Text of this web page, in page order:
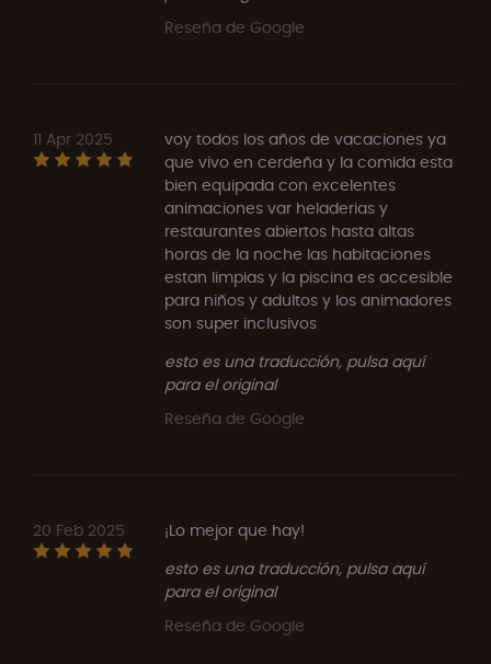
Reseña de Google
11 Apr 2025
voy todos los años de vacaciones ya
que vivo en cerdeña y la comida esta
bien equipada con excelentes
animaciones var heladerias y
restaurantes abiertos hasta altas
horas de la noche las habitaciones
estan limpias y la piscina es accesible
para niños y adultos y los animadores
son super inclusivos
esto es una traducción, pulsa aquí
para el original
Reseña de Google
20 Feb 2025
¡Lo mejor que hay!
esto es una traducción, pulsa aquí
para el original
Reseña de Google